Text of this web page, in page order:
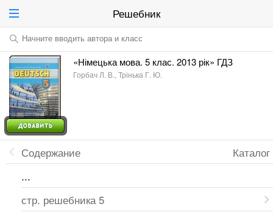
Решебник
Начните вводить автора и класс
«Німецька мова. 5 клас. 2013 рік» ГДЗ
Горбач Л. В., Трінька Г. Ю.
Каталог
Содержание
...
стр. решебника 5